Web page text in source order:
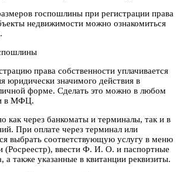
госпошлины при регистрации права
недвижимости можно ознакомиться
права собственности уплачивается
юридически значимого действия в
форме. Сделать это можно в любом
в МФЦ.
как через банкоматы и терминалы, так и в
При оплате через терминал или
выбрать соответствующую услугу в меню
(Росреестр), ввести Ф. И. О. и паспортные
а также указанные в квитанции реквизиты.